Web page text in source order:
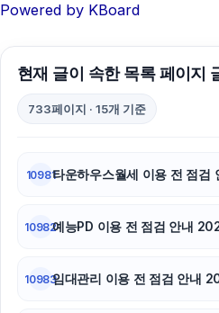
Powered by KBoard
현재 글이 속한 목록 페이지
733페이지 · 15개 기준
10981타운하우스월세 이용 전 점
10982예능PD 이용 전 점검 안내
10983임대관리 이용 전 점검 안내